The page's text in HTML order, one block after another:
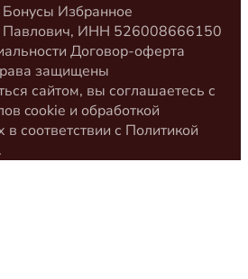
Бонусы Избранное
ИНН 526008666150
Договор-оферта
защищены
сайтом, вы соглашаетесь с
cookie и обработкой
соответствии с Политикой
.